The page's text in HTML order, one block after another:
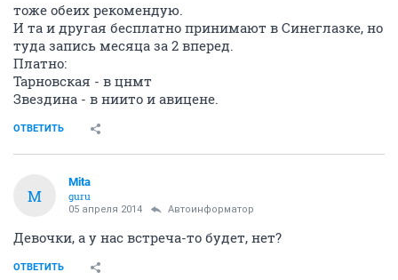
тоже обеих рекомендую.
И та и другая бесплатно принимают в Синеглазке, но
туда запись месяца за 2 вперед.
Платно:
Тарновская - в цнмт
Звездина - в ниито и авицене.
ОТВЕТИТЬ
M
Mita
guru
05 апреля 2014 Автоинформатор
Девочки, а у нас встреча-то будет, нет?
ОТВЕТИТЬ